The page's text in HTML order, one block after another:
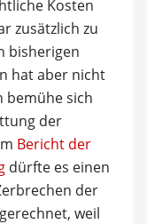
Kosten
zusätzlich zu
bisherigen
hat aber nicht
bemühe sich
der
Bericht der
dürfte es einen
der
weil